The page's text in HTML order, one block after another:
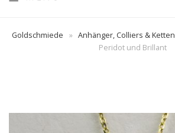
Goldschmiede » Anhänger, Colliers & Ketten
Peridot und Brillant